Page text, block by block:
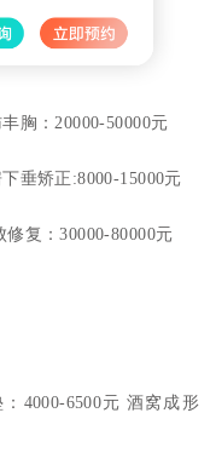
20000元
胸：20000-50000元
垂矫正:8000-15000元
复：30000-80000元
4000-6500元 酒窝成形